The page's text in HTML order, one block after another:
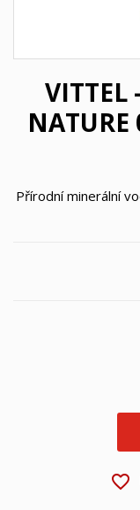
VITTEL
NATURE
Přírodní minerální
favorite_border
Můj
Vytvořit
Název
Přihlásit
Musíte být